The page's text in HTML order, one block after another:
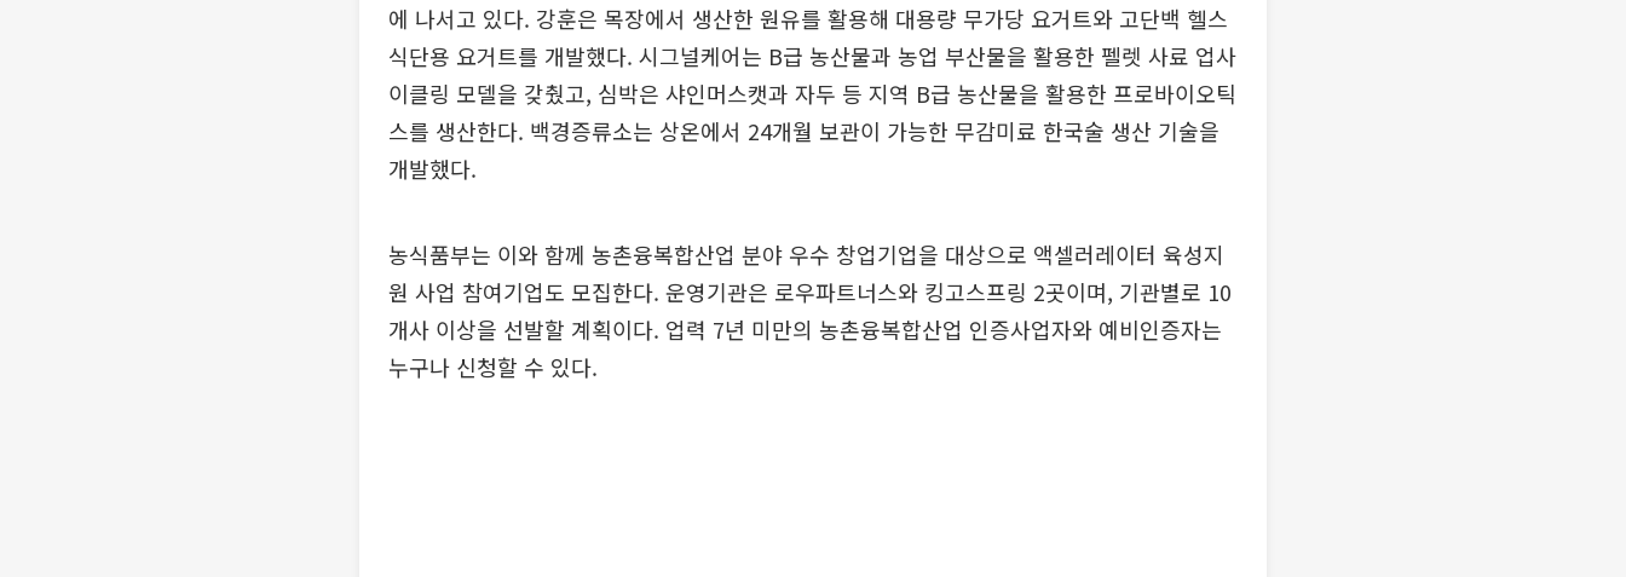
에 나서고 있다. 강훈은 목장에서 생산한 원유를 활용해 대용량 무가당 요거트와 고단백 헬스
식단용 요거트를 개발했다. 시그널케어는 B급 농산물과 농업 부산물을 활용한 펠렛 사료 업사
이클링 모델을 갖췄고, 심박은 샤인머스캣과 자두 등 지역 B급 농산물을 활용한 프로바이오틱
스를 생산한다. 백경증류소는 상온에서 24개월 보관이 가능한 무감미료 한국술 생산 기술을
개발했다.
농식품부는 이와 함께 농촌융복합산업 분야 우수 창업기업을 대상으로 액셀러레이터 육성지
원 사업 참여기업도 모집한다. 운영기관은 로우파트너스와 킹고스프링 2곳이며, 기관별로 10
개사 이상을 선발할 계획이다. 업력 7년 미만의 농촌융복합산업 인증사업자와 예비인증자는
누구나 신청할 수 있다.